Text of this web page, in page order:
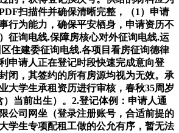
扫描件并确保清晰完整，（1）申请
行为能力，确保平安栖身，申请资历不
征询电线.保障房核心对外征询电线.运
住建委征询电线.各项目看房征询德律
申请人正在登记时段快速完成意向登
闭，其签约的所有房源均视为无效。承
大学生承租资历进行审核，春秋35周岁
）当前出生）。2.登记体例：申请人通
公司网坐（登录注册账号，合适前提的
学生专项配租工做的公允有序，暂无法